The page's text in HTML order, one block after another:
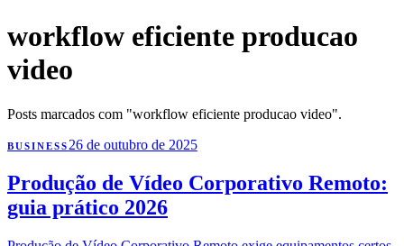
workflow eficiente producao
video
Posts marcados com "workflow eficiente producao video".
BUSINESS 26 de outubro de 2025
Produção de Vídeo Corporativo Remoto:
guia prático 2026